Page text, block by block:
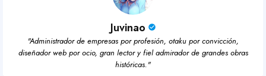
Juvinao
"Administrador de empresas por profesión, otaku por convicción,
diseñador web por ocio, gran lector y fiel admirador de grandes obras
históricas."